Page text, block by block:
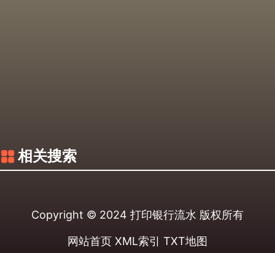
相关搜索
Copyright © 2024 打印银行流水 版权所有
网站首页 XML索引 TXT地图